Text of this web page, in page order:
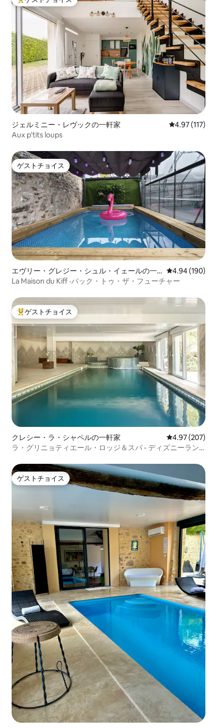
大好評のゲストチョイスです。
ジェルミニー・レヴックの一軒家 レビュー117
4.97 (117)
Aux p'tits loups
ゲストチョイス
ゲストチョイス
エヴリー・グレジー・シュル・イェールの一
軒家
レビュー190
4.94 (190)
La Maison du Kiff ·バック・トゥ・ザ・フューチャー
大好評のゲストチョイスです。
ゲストチョイス
クレシー・ラ・シャペルの一軒家 レビュー207
4.97 (207)
ラ・グリニョティエール・ロッジ＆スパ - ディズニーラン
ゲストチョイス
ゲストチョイス